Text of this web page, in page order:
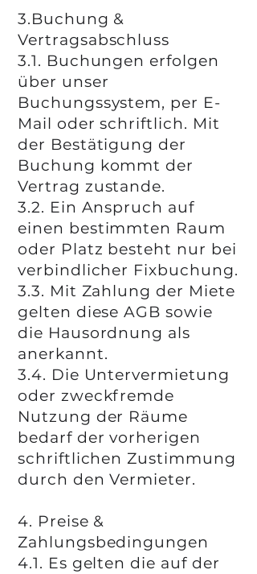
3.Buchung &
Vertragsabschluss
3.1. Buchungen erfolgen
über unser
Buchungssystem, per E-
Mail oder schriftlich. Mit
der Bestätigung der
Buchung kommt der
Vertrag zustande.
3.2. Ein Anspruch auf
einen bestimmten Raum
oder Platz besteht nur bei
verbindlicher Fixbuchung.
3.3. Mit Zahlung der Miete
gelten diese AGB sowie
die Hausordnung als
anerkannt.
3.4. Die Untervermietung
oder zweckfremde
Nutzung der Räume
bedarf der vorherigen
schriftlichen Zustimmung
durch den Vermieter.
4. Preise &
Zahlungsbedingungen
4.1. Es gelten die auf der